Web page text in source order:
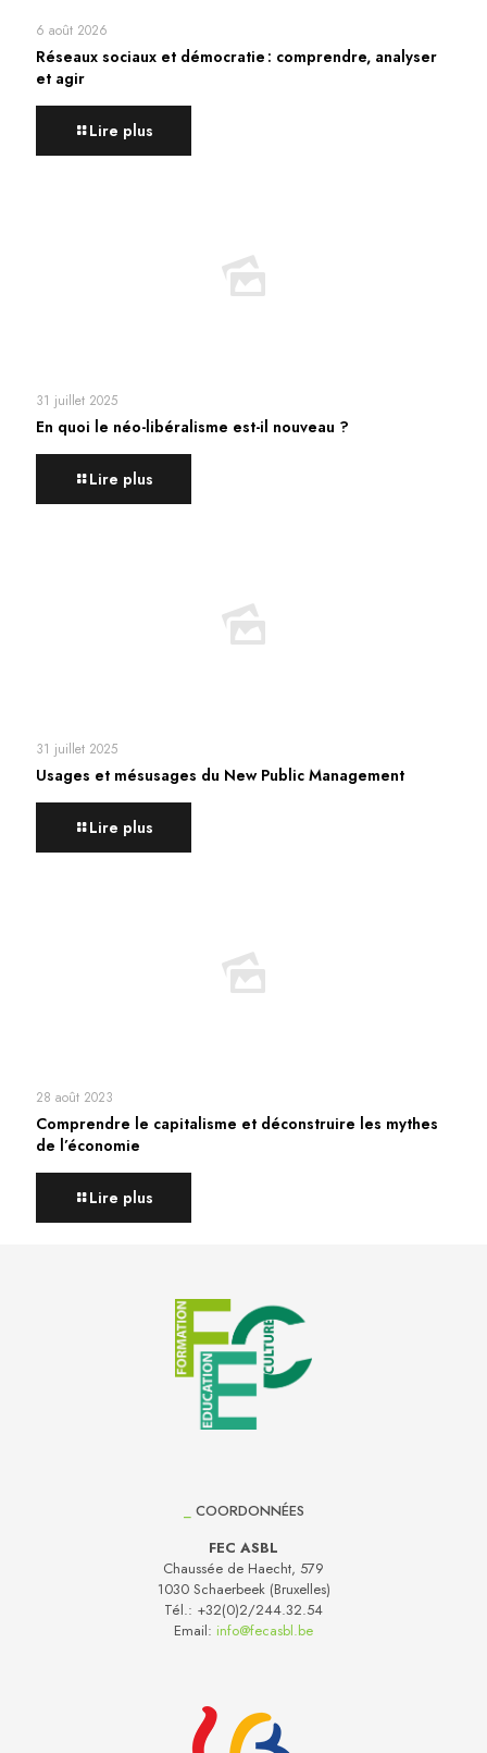
6 août 2026
Réseaux sociaux et démocratie : comprendre, analyser
et agir
Lire plus
31 juillet 2025
En quoi le néo-libéralisme est-il nouveau ?
Lire plus
31 juillet 2025
Usages et mésusages du New Public Management
Lire plus
28 août 2023
Comprendre le capitalisme et déconstruire les mythes
de l’économie
Lire plus
COORDONNÉES
FEC ASBL
Chaussée de Haecht, 579
1030 Schaerbeek (Bruxelles)
Tél.: +32(0)2/244.32.54
Email: info@fecasbl.be